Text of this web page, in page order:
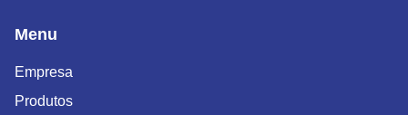
Menu
Empresa
Produtos